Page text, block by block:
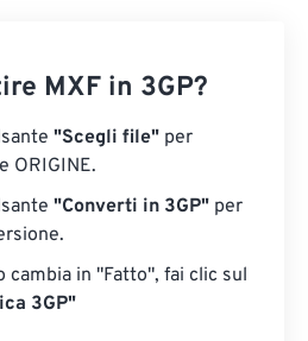
MXF in 3GP?
"Scegli file" per
ORIGINE.
"Converti in 3GP" per
cambia in "Fatto", fai clic sul
3GP"